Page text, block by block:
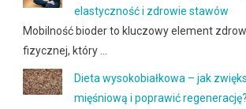
elastyczność i zdrowie stawów
Mobilność bioder to kluczowy element
fizycznej, który …
Dieta wysokobiałkowa – jak
mięśniową i poprawić regenerację?